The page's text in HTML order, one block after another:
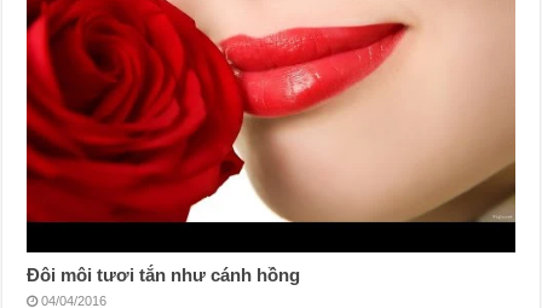
Đôi môi tươi tắn như cánh hồng
04/04/2016